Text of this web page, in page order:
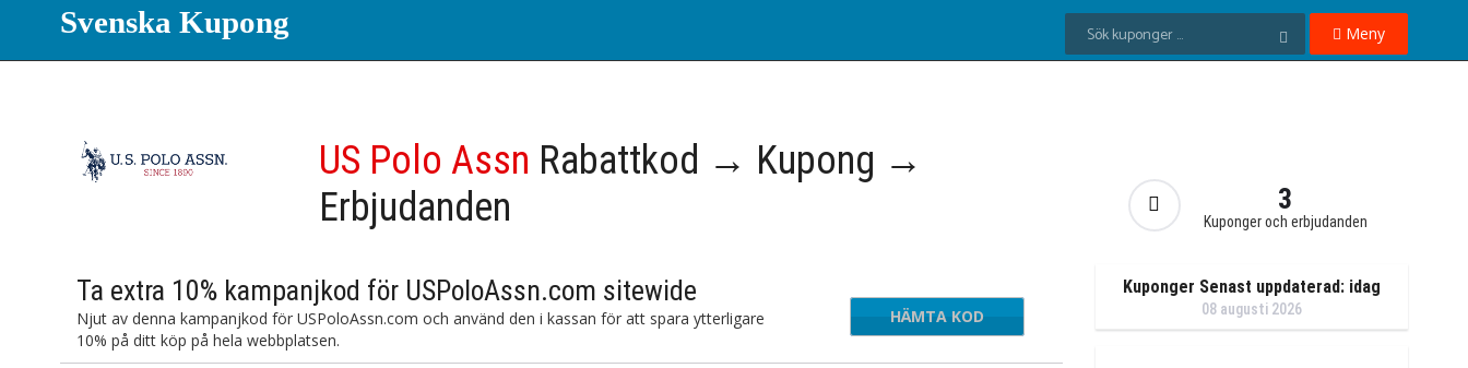
Svenska Kupong Meny
US Polo Assn Rabattkod → Kupong →
Erbjudanden
3
Kuponger och erbjudanden
Ta extra 10% kampanjkod för USPoloAssn.com sitewide
Njut av denna kampanjkod för USPoloAssn.com och använd den i kassan för att spara ytterligare
10% på ditt köp på hela webbplatsen.
A0DA25
HÄMTA KOD
Kuponger Senast uppdaterad: idag
08 augusti 2026